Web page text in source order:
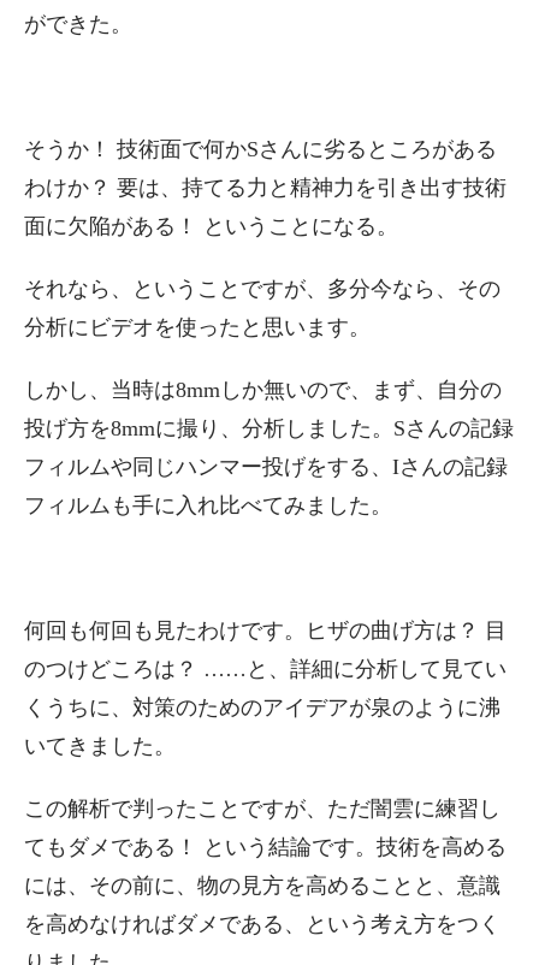
ができた。
そうか！ 技術面で何かSさんに劣るところがある
わけか？ 要は、持てる力と精神力を引き出す技術
面に欠陥がある！ ということになる。
それなら、ということですが、多分今なら、その
分析にビデオを使ったと思います。
しかし、当時は8mmしか無いので、まず、自分の
投げ方を8mmに撮り、分析しました。Sさんの記録
フィルムや同じハンマー投げをする、Iさんの記録
フィルムも手に入れ比べてみました。
何回も何回も見たわけです。ヒザの曲げ方は？ 目
のつけどころは？ ……と、詳細に分析して見てい
くうちに、対策のためのアイデアが泉のように沸
いてきました。
この解析で判ったことですが、ただ闇雲に練習し
てもダメである！ という結論です。技術を高める
には、その前に、物の見方を高めることと、意識
を高めなければダメである、という考え方をつく